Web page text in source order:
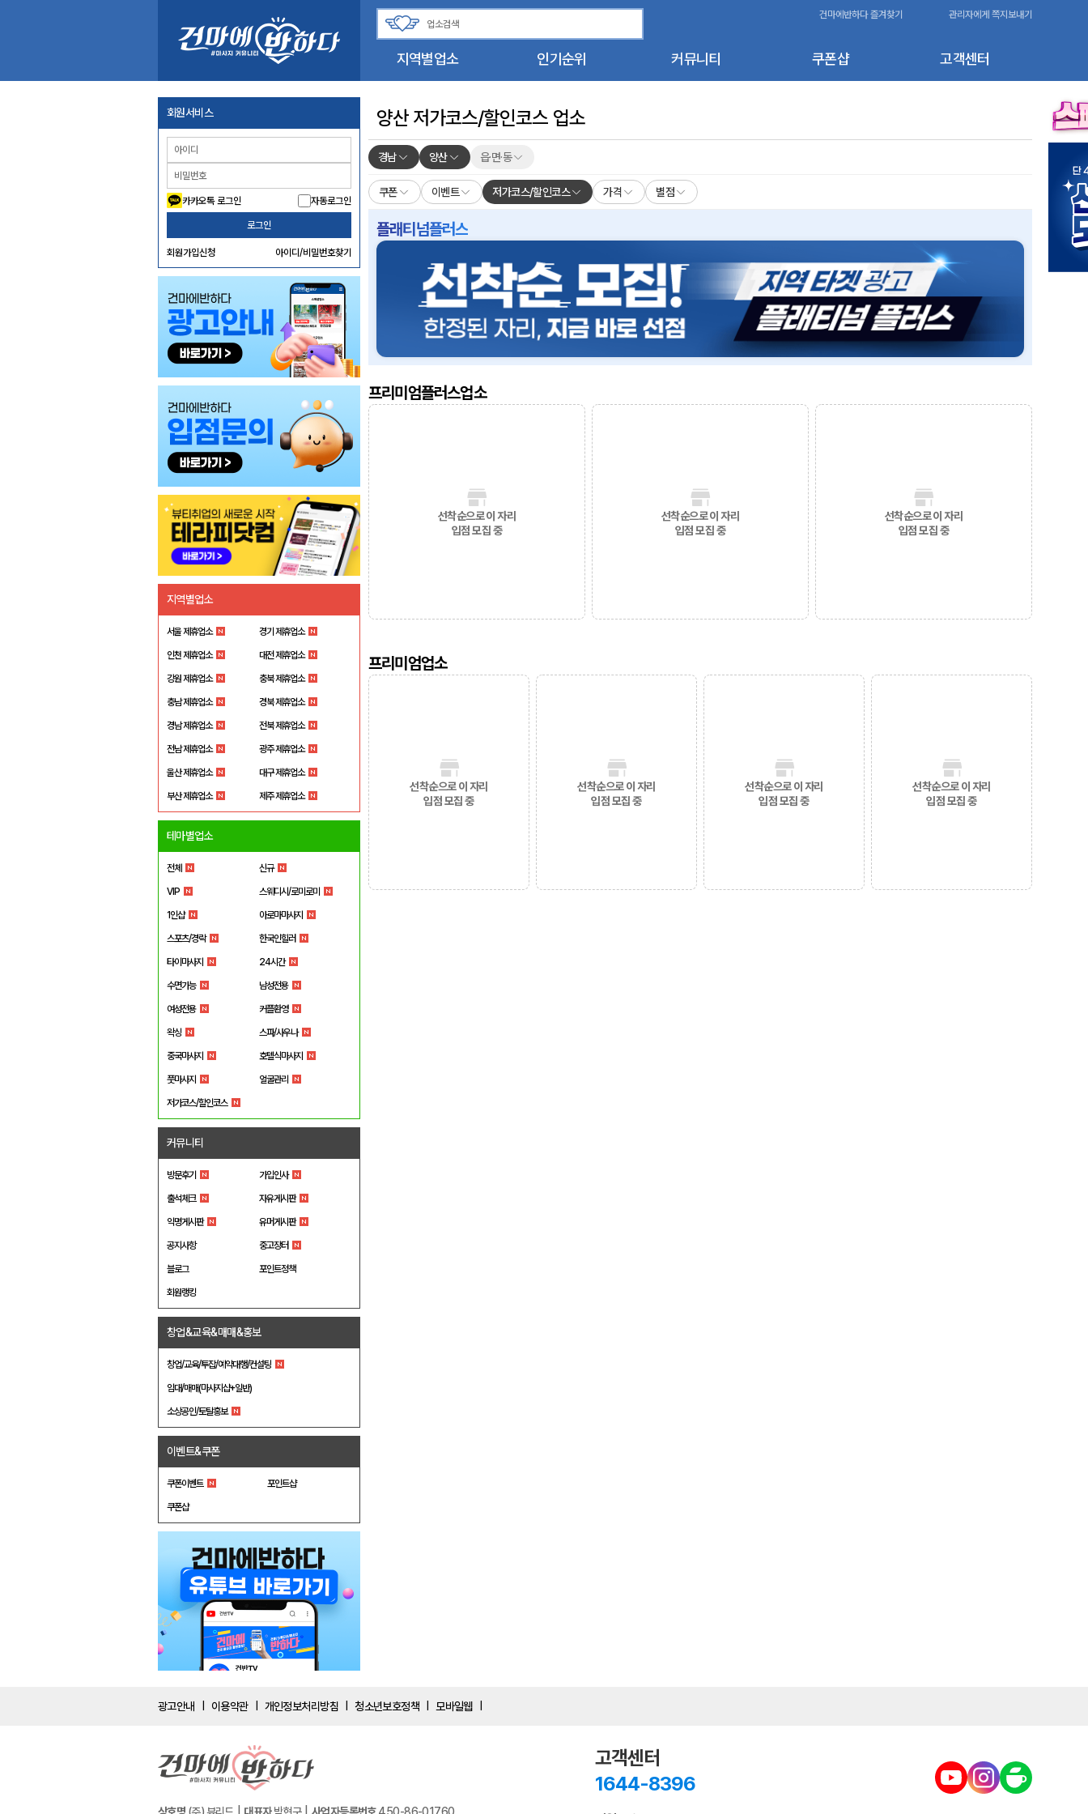
지역별업소 인기순위 커뮤니티 쿠폰샵 고객센터
건마에반하다 즐겨찾기 관리자에게 쪽지보내기
회원서비스
카카오톡 로그인 자동로그인
로그인
회원가입신청 아이디/비밀번호찾기
지역별업소
서울 제휴업소 경기 제휴업소
인천 제휴업소 대전 제휴업소
강원 제휴업소 충북 제휴업소
충남 제휴업소 경북 제휴업소
경남 제휴업소 전북 제휴업소
전남 제휴업소 광주 제휴업소
울산 제휴업소 대구 제휴업소
부산 제휴업소 제주 제휴업소
테마별업소
전체 신규
VIP 스웨디시/로미로미
1인샵 아로마마사지
스포츠/경락 한국인힐러
타이마사지 24시간
수면가능 남성전용
여성전용 커플환영
왁싱 스파/사우나
중국마사지 호텔식마사지
풋마사지 얼굴관리
저가코스/할인코스
커뮤니티
방문후기 가입인사
출석체크 자유게시판
익명게시판 유머게시판
공지사항 중고장터
블로그 포인트정책
회원랭킹
창업&교육&매매&홍보
창업/교육/투잡/예약대행/컨설팅
임대/매매(마사지샵+일반)
소상공인/토탈홍보
이벤트&쿠폰
쿠폰이벤트 포인트샵
쿠폰샵
양산 저가코스/할인코스 업소
경남 양산 읍·면·동
쿠폰 이벤트 저가코스/할인코스 가격 별점
플래티넘플러스
프리미엄플러스업소
선착순으로 이 자리
입점 모집 중
선착순으로 이 자리
입점 모집 중
선착순으로 이 자리
입점 모집 중
프리미엄업소
선착순으로 이 자리
입점 모집 중
선착순으로 이 자리
입점 모집 중
선착순으로 이 자리
입점 모집 중
선착순으로 이 자리
입점 모집 중
광고안내 이용약관 개인정보처리방침 청소년보호정책 모바일웹
고객센터
1644-8396